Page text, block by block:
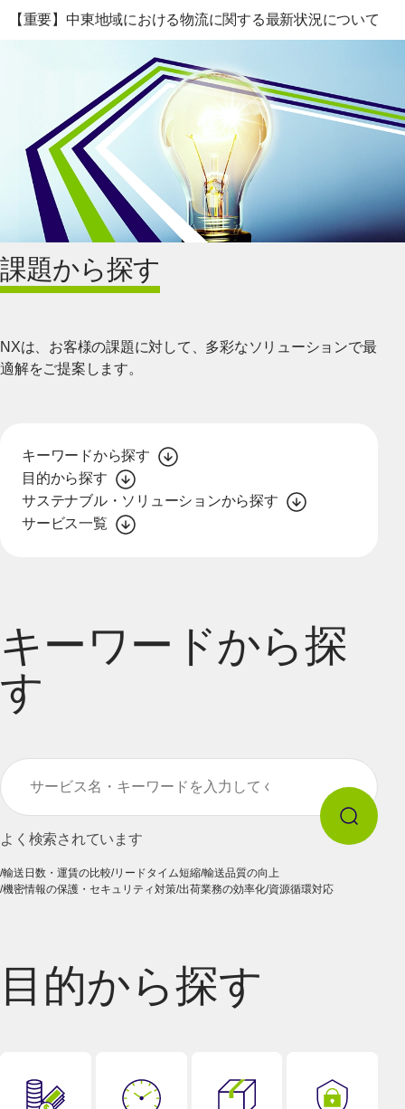
【重要】中東地域における物流に関する最新状況について
課題から探す
NXは、お客様の課題に対して、多彩なソリューションで最
適解をご提案します。
キーワードから探す
目的から探す
サステナブル・ソリューションから探す
サービス一覧
キーワードから探
す
キーワードから探す
検索
よく検索されています
輸送日数・運賃の比較 リードタイム短縮 輸送品質の向上
機密情報の保護・セキュリティ対策 出荷業務の効率化 資源循環対応
目的から探す